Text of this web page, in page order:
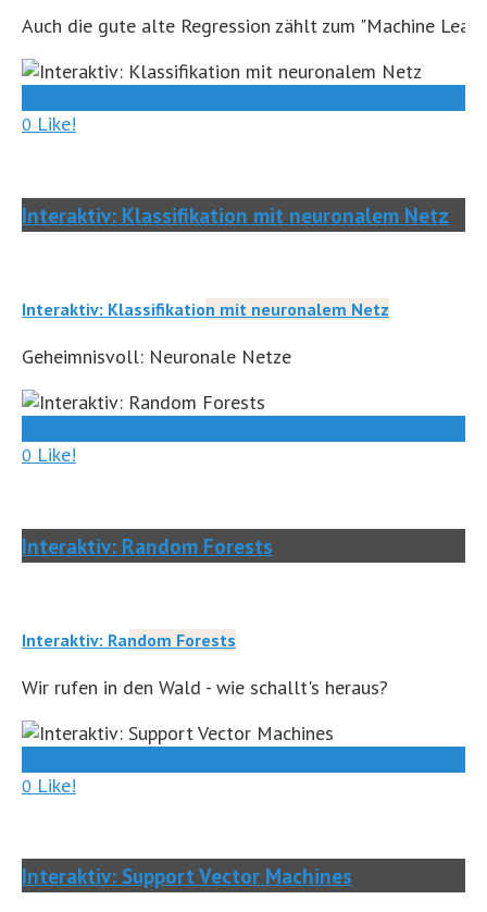
Auch die gute alte Regression zählt zum "Machine
0 Like!
Interaktiv: Klassifikation mit neuronalem Netz
Interaktiv: Klassifikation mit neuronalem Netz
Geheimnisvoll: Neuronale Netze
0 Like!
Interaktiv: Random Forests
Interaktiv: Random Forests
Wir rufen in den Wald - wie schallt's heraus?
0 Like!
Interaktiv: Support Vector Machines